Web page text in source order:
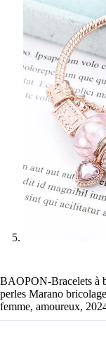
BAOPON-Bracelets à
perles Marano
femme, amoureux,